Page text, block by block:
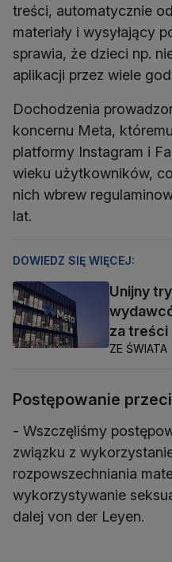
treści, automatycznie
materiały i wysyłający
sprawia, że dzieci np.
aplikacji przez wiele
Dochodzenia
koncernu Meta,
platformy Instagram i
wieku użytkowników,
nich wbrew
lat.
DOWIEDZ SIĘ WIĘCEJ:
Unijny
za treści
ZE ŚWIATA
Postępowanie
- Wszczęliśmy
związku z
rozpowszechniania
wykorzystywanie
dalej von der Leyen.